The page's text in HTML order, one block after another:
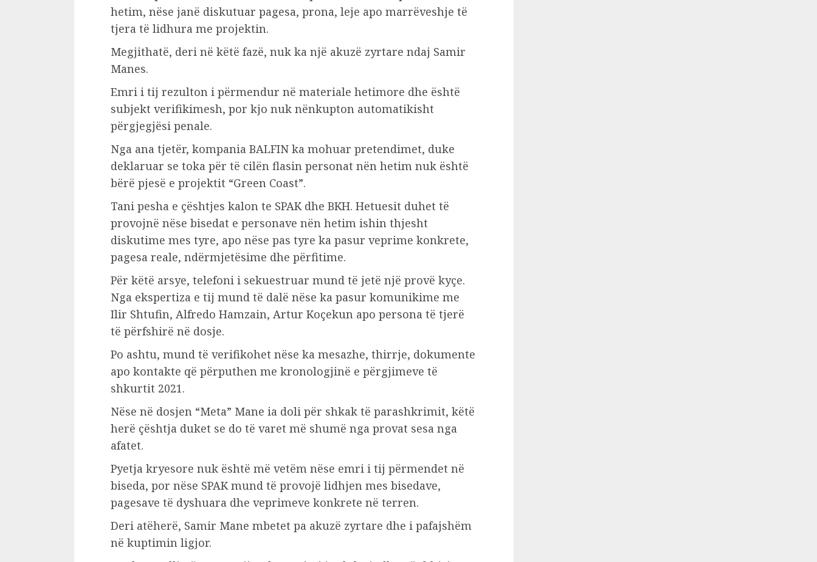
hetim, nëse janë diskutuar pagesa, prona, leje apo marrëveshje të
tjera të lidhura me projektin.
Megjithatë, deri në këtë fazë, nuk ka një akuzë zyrtare ndaj Samir
Manes.
Emri i tij rezulton i përmendur në materiale hetimore dhe është
subjekt verifikimesh, por kjo nuk nënkupton automatikisht
përgjegjësi penale.
Nga ana tjetër, kompania BALFIN ka mohuar pretendimet, duke
deklaruar se toka për të cilën flasin personat nën hetim nuk është
bërë pjesë e projektit “Green Coast”.
Tani pesha e çështjes kalon te SPAK dhe BKH. Hetuesit duhet të
provojnë nëse bisedat e personave nën hetim ishin thjesht
diskutime mes tyre, apo nëse pas tyre ka pasur veprime konkrete,
pagesa reale, ndërmjetësime dhe përfitime.
Për këtë arsye, telefoni i sekuestruar mund të jetë një provë kyçe.
Nga ekspertiza e tij mund të dalë nëse ka pasur komunikime me
Ilir Shtufin, Alfredo Hamzain, Artur Koçekun apo persona të tjerë
të përfshirë në dosje.
Po ashtu, mund të verifikohet nëse ka mesazhe, thirrje, dokumente
apo kontakte që përputhen me kronologjinë e përgjimeve të
shkurtit 2021.
Nëse në dosjen “Meta” Mane ia doli për shkak të parashkrimit, këtë
herë çështja duket se do të varet më shumë nga provat sesa nga
afatet.
Pyetja kryesore nuk është më vetëm nëse emri i tij përmendet në
biseda, por nëse SPAK mund të provojë lidhjen mes bisedave,
pagesave të dyshuara dhe veprimeve konkrete në terren.
Deri atëherë, Samir Mane mbetet pa akuzë zyrtare dhe i pafajshëm
në kuptimin ligjor.